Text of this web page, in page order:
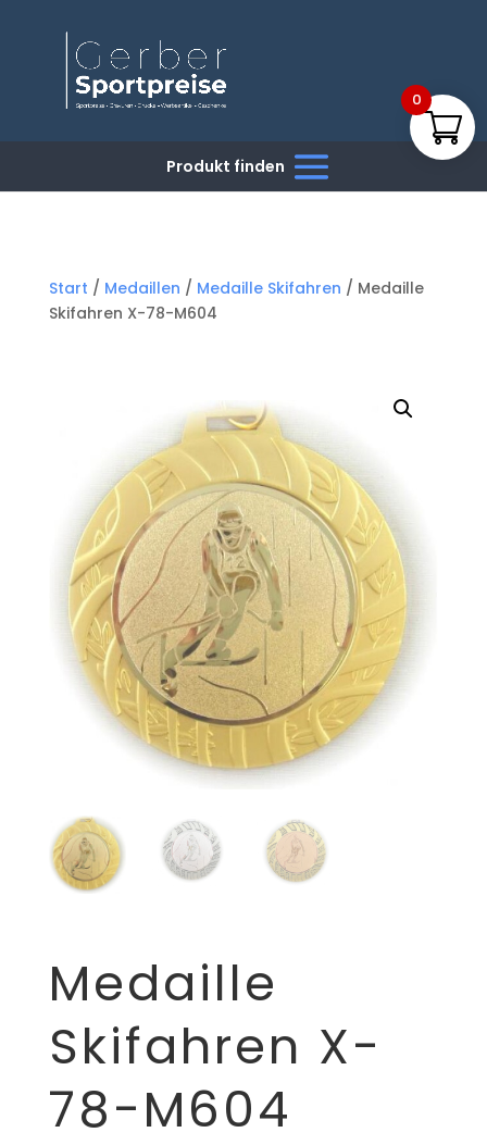
Start / Medaillen / Medaille Skifahren / Medaille
Skifahren X-78-M604
Medaille
Skifahren X-
78-M604
0